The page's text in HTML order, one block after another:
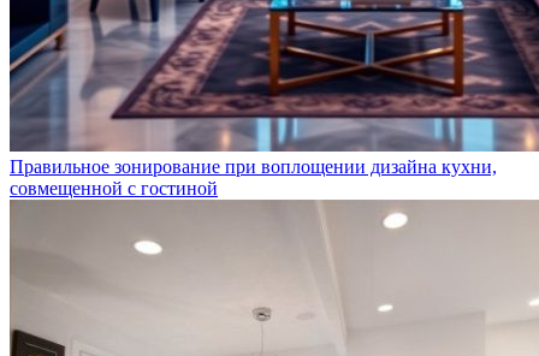
Правильное зонирование при воплощении дизайна кухни,
совмещенной с гостиной